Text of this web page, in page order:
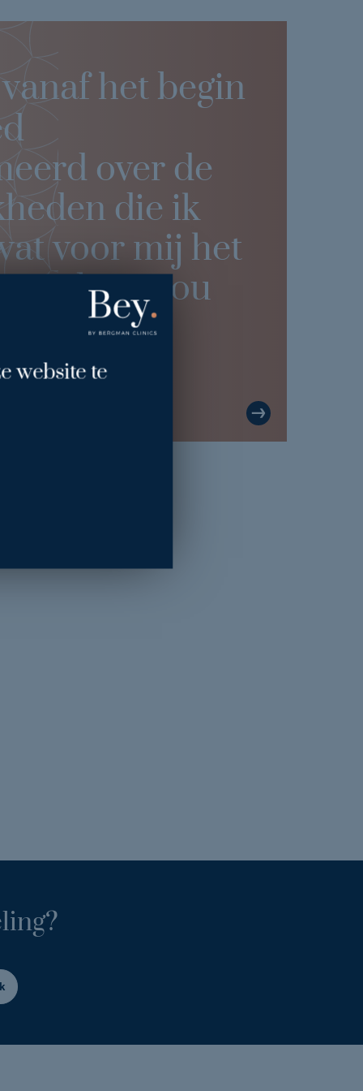
website te
het begin
over de
die ik
voor mij het
zou
Linsey